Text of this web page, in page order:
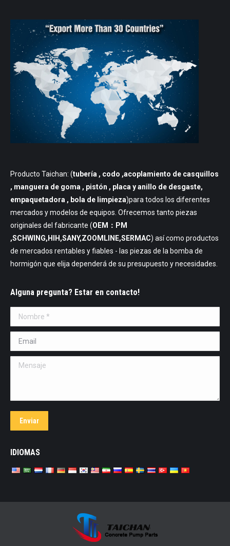
Producto Taichan: (tubería , codo ,acoplamiento de casquillos
, manguera de goma , pistón , placa y anillo de desgaste,
empaquetadora , bola de limpieza)para todos los diferentes
mercados y modelos de equipos. Ofrecemos tanto piezas
originales del fabricante (OEM：PM
,SCHWING,HIH,SANY,ZOOMLINE,SERMAC) así como productos
de mercados rentables y fiables - las piezas de la bomba de
hormigón que elija dependerá de su presupuesto y necesidades.
Alguna pregunta? Estar en contacto!
Nombre *
Email *
Mensaje
Enviar
IDIOMAS